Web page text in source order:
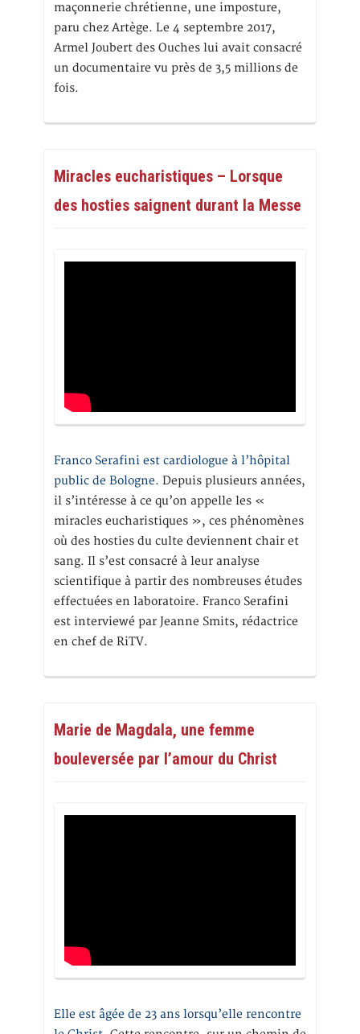
maçonnerie chrétienne, une imposture,
paru chez Artège. Le 4 septembre 2017,
Armel Joubert des Ouches lui avait consacré
un documentaire vu près de 3,5 millions de
fois.
Miracles eucharistiques – Lorsque
des hosties saignent durant la Messe
Franco Serafini est cardiologue à l’hôpital
public de Bologne. Depuis plusieurs années,
il s’intéresse à ce qu’on appelle les «
miracles eucharistiques », ces phénomènes
où des hosties du culte deviennent chair et
sang. Il s’est consacré à leur analyse
scientifique à partir des nombreuses études
effectuées en laboratoire. Franco Serafini
est interviewé par Jeanne Smits, rédactrice
en chef de RiTV.
Marie de Magdala, une femme
bouleversée par l’amour du Christ
Elle est âgée de 23 ans lorsqu’elle rencontre